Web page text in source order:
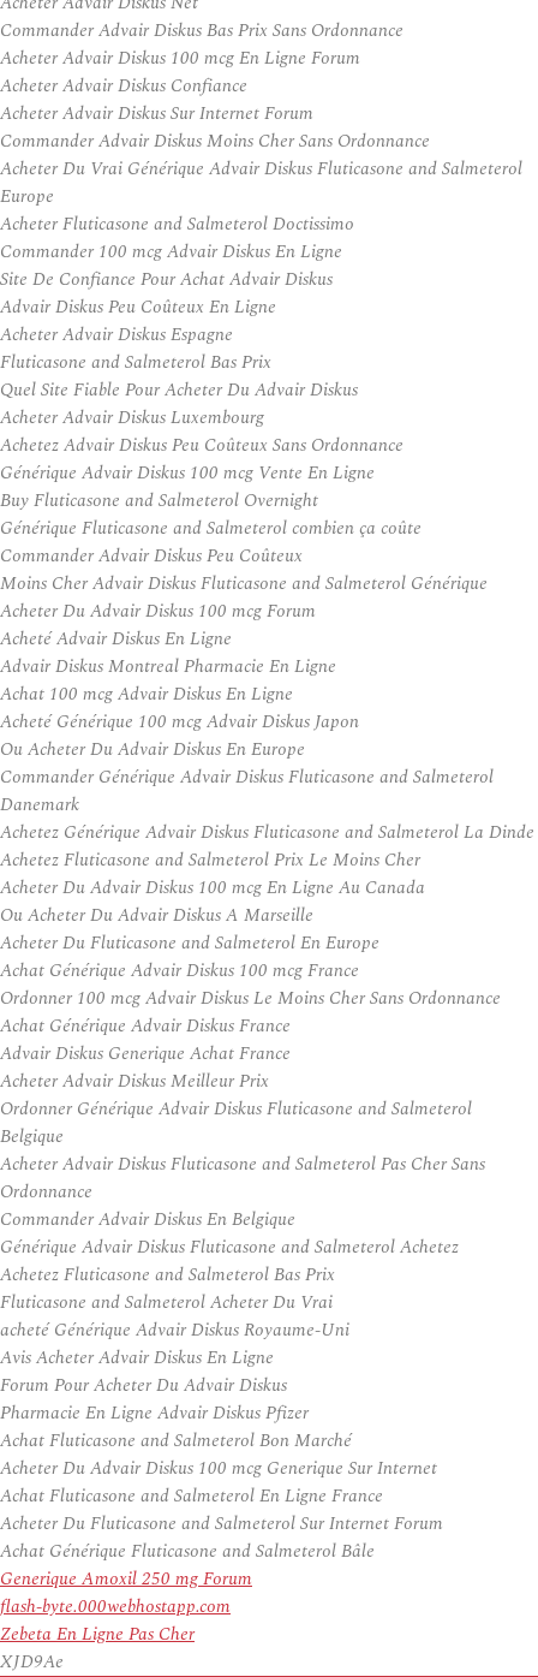
Commander Advair Diskus Bas Prix Sans Ordonnance
Acheter Advair Diskus 100 mcg En Ligne Forum
Acheter Advair Diskus Confiance
Acheter Advair Diskus Sur Internet Forum
Commander Advair Diskus Moins Cher Sans Ordonnance
Acheter Du Vrai Générique Advair Diskus Fluticasone and Salmeterol
Europe
Acheter Fluticasone and Salmeterol Doctissimo
Commander 100 mcg Advair Diskus En Ligne
Site De Confiance Pour Achat Advair Diskus
Advair Diskus Peu Coûteux En Ligne
Acheter Advair Diskus Espagne
Fluticasone and Salmeterol Bas Prix
Quel Site Fiable Pour Acheter Du Advair Diskus
Acheter Advair Diskus Luxembourg
Achetez Advair Diskus Peu Coûteux Sans Ordonnance
Générique Advair Diskus 100 mcg Vente En Ligne
Buy Fluticasone and Salmeterol Overnight
Générique Fluticasone and Salmeterol combien ça coûte
Commander Advair Diskus Peu Coûteux
Moins Cher Advair Diskus Fluticasone and Salmeterol Générique
Acheter Du Advair Diskus 100 mcg Forum
Acheté Advair Diskus En Ligne
Advair Diskus Montreal Pharmacie En Ligne
Achat 100 mcg Advair Diskus En Ligne
Acheté Générique 100 mcg Advair Diskus Japon
Ou Acheter Du Advair Diskus En Europe
Commander Générique Advair Diskus Fluticasone and Salmeterol
Danemark
Achetez Générique Advair Diskus Fluticasone and Salmeterol La Dinde
Achetez Fluticasone and Salmeterol Prix Le Moins Cher
Acheter Du Advair Diskus 100 mcg En Ligne Au Canada
Ou Acheter Du Advair Diskus A Marseille
Acheter Du Fluticasone and Salmeterol En Europe
Achat Générique Advair Diskus 100 mcg France
Ordonner 100 mcg Advair Diskus Le Moins Cher Sans Ordonnance
Achat Générique Advair Diskus France
Advair Diskus Generique Achat France
Acheter Advair Diskus Meilleur Prix
Ordonner Générique Advair Diskus Fluticasone and Salmeterol
Belgique
Acheter Advair Diskus Fluticasone and Salmeterol Pas Cher Sans
Ordonnance
Commander Advair Diskus En Belgique
Générique Advair Diskus Fluticasone and Salmeterol Achetez
Achetez Fluticasone and Salmeterol Bas Prix
Fluticasone and Salmeterol Acheter Du Vrai
acheté Générique Advair Diskus Royaume-Uni
Avis Acheter Advair Diskus En Ligne
Forum Pour Acheter Du Advair Diskus
Pharmacie En Ligne Advair Diskus Pfizer
Achat Fluticasone and Salmeterol Bon Marché
Acheter Du Advair Diskus 100 mcg Generique Sur Internet
Achat Fluticasone and Salmeterol En Ligne France
Acheter Du Fluticasone and Salmeterol Sur Internet Forum
Achat Générique Fluticasone and Salmeterol Bâle
Generique Amoxil 250 mg Forum
flash-byte.000webhostapp.com
Zebeta En Ligne Pas Cher
XJD9Ae